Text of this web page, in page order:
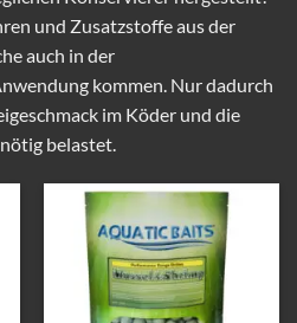
und Zusatzstoffe aus der
auch in der
kommen. Nur dadurch
im Köder und die
belastet.